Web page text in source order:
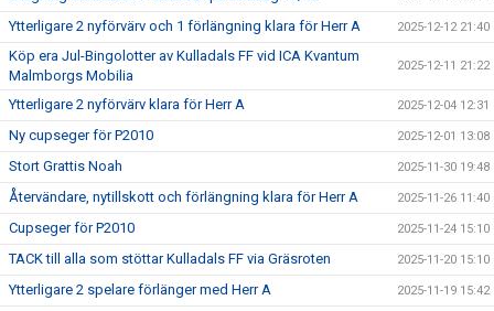
Ytterligare 2 nyförvärv och 1 förlängning klara för Herr A 2025-12-12 21:40
Köp era Jul-Bingolotter av Kulladals FF vid ICA Kvantum
Malmborgs Mobilia
2025-12-11 21:22
Ytterligare 2 nyförvärv klara för Herr A 2025-12-04 12:31
Ny cupseger för P2010 2025-12-01 13:08
Stort Grattis Noah 2025-11-30 19:48
Återvändare, nytillskott och förlängning klara för Herr A 2025-11-26 11:40
Cupseger för P2010 2025-11-24 15:10
TACK till alla som stöttar Kulladals FF via Gräsroten 2025-11-20 15:10
Ytterligare 2 spelare förlänger med Herr A 2025-11-19 15:42